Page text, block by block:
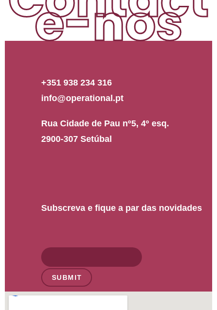
e-nos
+351 938 234 316
info@operational.pt
Rua Cidade de Pau nº5, 4º esq.
2900-307 Setúbal
Subscreva e fique a par das novidades